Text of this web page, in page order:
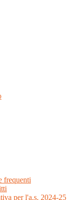
frequenti
per l'a.s. 2024-25